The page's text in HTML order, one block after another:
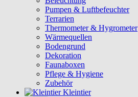
Pumpen & Luftbefeuchter
Terrarien
Thermometer & Hygrometer
Wärmequellen
Bodengrund
Dekoration
Faunaboxen
Pflege & Hygiene
Zubehör
Kleintier